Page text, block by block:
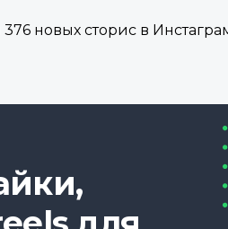
новых сторис в